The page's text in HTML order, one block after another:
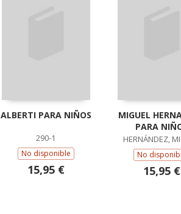
ALBERTI PARA NIÑOS
290-1
No disponible
15,95 €
MIGUEL
PARA
HERNÁNDEZ,
No
15,95 €